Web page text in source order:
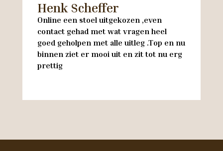
Henk Scheffer
Online een stoel uitgekozen ,even
contact gehad met wat vragen heel
goed geholpen met alle uitleg .Top en nu
binnen ziet er mooi uit en zit tot nu erg
prettig